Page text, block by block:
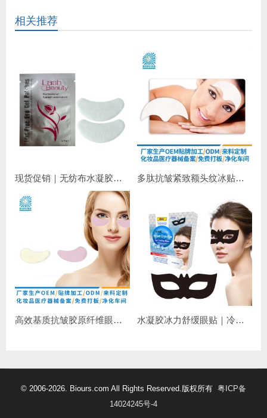
相关推荐
现货促销｜无纺布水凝胶睫毛眼贴 嫁接睫毛专用 补水保湿不干扰操作 多肽抗皱紧致额头纹冰贴｜淡化抬头纹紧致显年轻
高效基质抗皱胶原纤维眼膜｜抗皱紧致保湿 水凝胶冰力舒缓眼贴｜冷敷降温，长效保湿，焕亮双眼
© 2006-2026. Biours.com All Rights Reserved.版权所有 粤ICP备
14024245号-4